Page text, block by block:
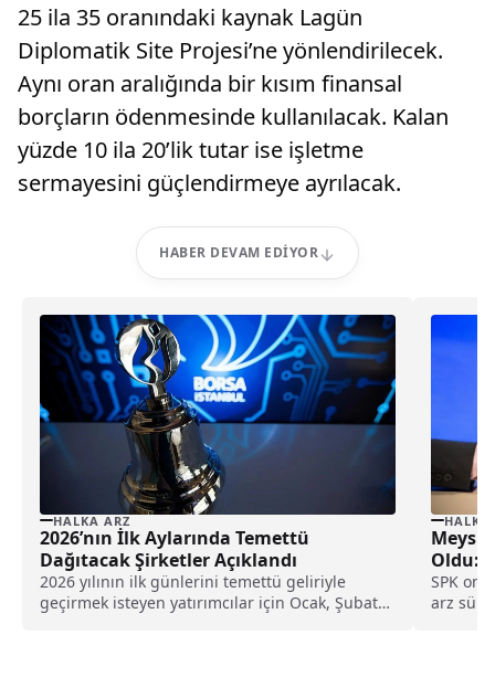
25 ila 35 oranındaki kaynak Lagün
Diplomatik Site Projesi’ne yönlendirilecek.
Aynı oran aralığında bir kısım finansal
borçların ödenmesinde kullanılacak. Kalan
yüzde 10 ila 20’lik tutar ise işletme
sermayesini güçlendirmeye ayrılacak.
HABER DEVAM EDIYOR
HALKA ARZ
2026’nın İlk Aylarında Temettü
Dağıtacak Şirketler Açıklandı
2026 yılının ilk günlerini temettü geliriyle
geçirmek isteyen yatırımcılar için Ocak, Şubat
HALKA
Meysu
Oldu:
Lot
SPK
arz